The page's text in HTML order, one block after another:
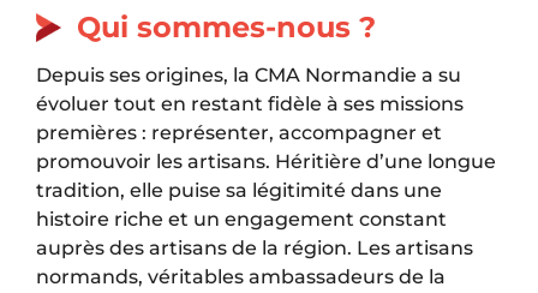
Qui sommes-nous ?
Depuis ses origines, la CMA Normandie a su
évoluer tout en restant fidèle à ses missions
premières : représenter, accompagner et
promouvoir les artisans. Héritière d’une longue
tradition, elle puise sa légitimité dans une
histoire riche et un engagement constant
auprès des artisans de la région. Les artisans
normands, véritables ambassadeurs de la